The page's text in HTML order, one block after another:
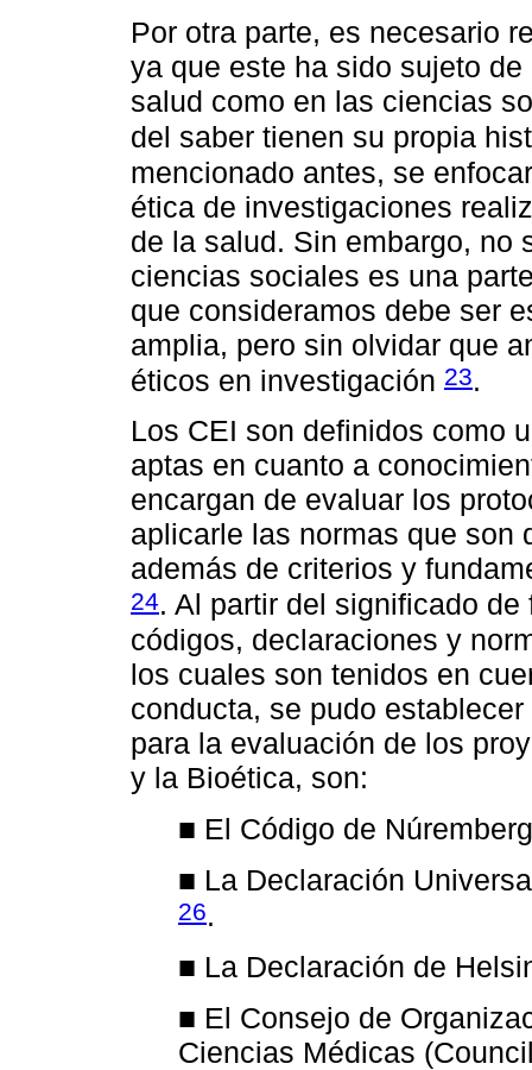
Por otra parte, es necesario
ya que este ha sido sujeto
salud como en las ciencias
del saber tienen su propia
mencionado antes, se
ética de investigaciones
de la salud. Sin embargo, no
ciencias sociales es una
que consideramos debe ser
amplia, pero sin olvidar que
éticos en investigación 23.
Los CEI son definidos como
aptas en cuanto a
encargan de evaluar los
aplicarle las normas que son
además de criterios y
24. Al partir del significado
códigos, declaraciones y
los cuales son tenidos en
conducta, se pudo
para la evaluación de los
y la Bioética, son:
■ El Código de
■ La Declaración
26.
■ La Declaración de
■ El Consejo de
Ciencias Médicas